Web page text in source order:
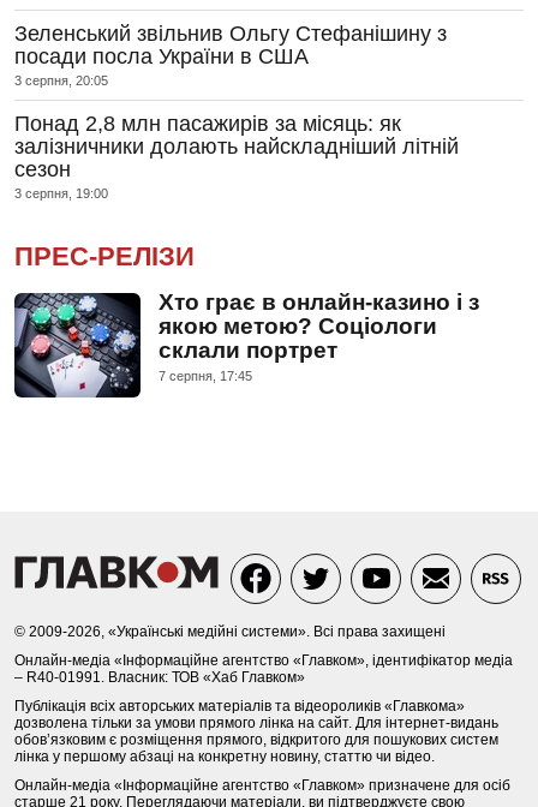
Зеленський звільнив Ольгу Стефанішину з
посади посла України в США
3 серпня, 20:05
Понад 2,8 млн пасажирів за місяць: як
залізничники долають найскладніший літній
сезон
3 серпня, 19:00
ПРЕС-РЕЛІЗИ
Хто грає в онлайн-казино і з
якою метою? Соціологи
склали портрет
7 серпня, 17:45
© 2009-2026, «Українські медійні системи». Всі права захищені
Онлайн-медіа «Інформаційне агентство «Главком», ідентифікатор медіа
– R40-01991. Власник: ТОВ «Хаб Главком»
Публікація всіх авторських матеріалів та відеороликів «Главкома»
дозволена тільки за умови прямого лінка на сайт. Для інтернет-видань
обов’язковим є розміщення прямого, відкритого для пошукових систем
лінка у першому абзаці на конкретну новину, статтю чи відео.
Онлайн-медіа «Інформаційне агентство «Главком» призначене для осіб
старше 21 року. Переглядаючи матеріали, ви підтверджуєте свою